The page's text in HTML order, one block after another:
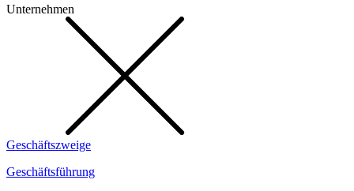
Unternehmen
Geschäftszweige
Geschäftsführung